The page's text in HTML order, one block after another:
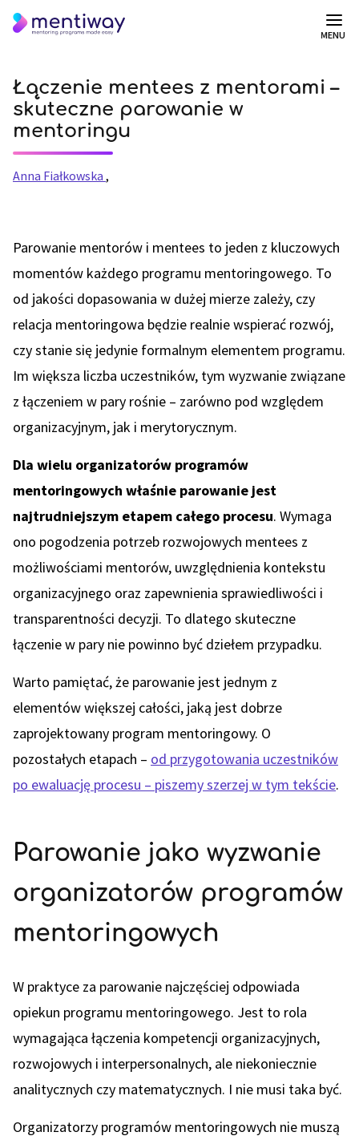
MENU
Łączenie mentees z mentorami –
skuteczne parowanie w
mentoringu
Anna Fiałkowska ,
Parowanie mentorów i mentees to jeden z kluczowych
momentów każdego programu mentoringowego. To
od jakości dopasowania w dużej mierze zależy, czy
relacja mentoringowa będzie realnie wspierać rozwój,
czy stanie się jedynie formalnym elementem programu.
Im większa liczba uczestników, tym wyzwanie związane
z łączeniem w pary rośnie – zarówno pod względem
organizacyjnym, jak i merytorycznym.
Dla wielu organizatorów programów
mentoringowych właśnie parowanie jest
najtrudniejszym etapem całego procesu. Wymaga
ono pogodzenia potrzeb rozwojowych mentees z
możliwościami mentorów, uwzględnienia kontekstu
organizacyjnego oraz zapewnienia sprawiedliwości i
transparentności decyzji. To dlatego skuteczne
łączenie w pary nie powinno być dziełem przypadku.
Warto pamiętać, że parowanie jest jednym z
elementów większej całości, jaką jest dobrze
zaprojektowany program mentoringowy. O
pozostałych etapach – od przygotowania uczestników
po ewaluację procesu – piszemy szerzej w tym tekście.
Parowanie jako wyzwanie
organizatorów programów
mentoringowych
W praktyce za parowanie najczęściej odpowiada
opiekun programu mentoringowego. Jest to rola
wymagająca łączenia kompetencji organizacyjnych,
rozwojowych i interpersonalnych, ale niekoniecznie
analitycznych czy matematycznych. I nie musi taka być.
Organizatorzy programów mentoringowych nie muszą